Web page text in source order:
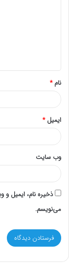
*
نام*
ایمیل*
وب‌ سایت
ذخیره نام، ایمیل و
می‌نویسم.